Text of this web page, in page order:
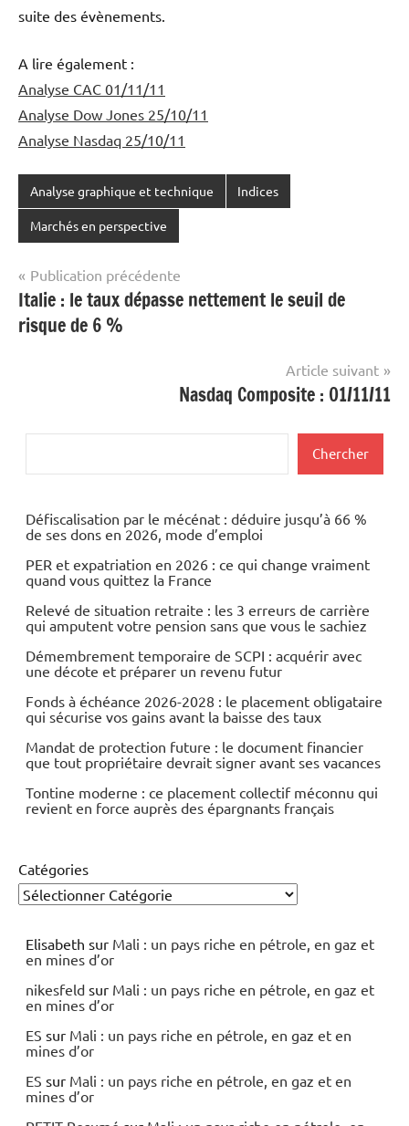
suite des évènements.
A lire également :
Analyse CAC 01/11/11
Analyse Dow Jones 25/10/11
Analyse Nasdaq 25/10/11
Analyse graphique et technique Indices
Marchés en perspective
Navigation
de
l’article
Publication précédente
Italie : le taux dépasse nettement le seuil de
risque de 6 %
Article suivant
Nasdaq Composite : 01/11/11
Chercher
Défiscalisation par le mécénat : déduire jusqu’à 66 %
de ses dons en 2026, mode d’emploi
PER et expatriation en 2026 : ce qui change vraiment
quand vous quittez la France
Relevé de situation retraite : les 3 erreurs de carrière
qui amputent votre pension sans que vous le sachiez
Démembrement temporaire de SCPI : acquérir avec
une décote et préparer un revenu futur
Fonds à échéance 2026-2028 : le placement obligataire
qui sécurise vos gains avant la baisse des taux
Mandat de protection future : le document financier
que tout propriétaire devrait signer avant ses vacances
Tontine moderne : ce placement collectif méconnu qui
revient en force auprès des épargnants français
Catégories
Elisabeth sur Mali : un pays riche en pétrole, en gaz et
en mines d’or
nikesfeld sur Mali : un pays riche en pétrole, en gaz et
en mines d’or
ES sur Mali : un pays riche en pétrole, en gaz et en
mines d’or
ES sur Mali : un pays riche en pétrole, en gaz et en
mines d’or